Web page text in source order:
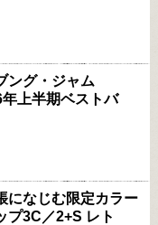
ング・ジャム
上半期ベストバ
になじむ限定カラー
プ3C／2+S レト